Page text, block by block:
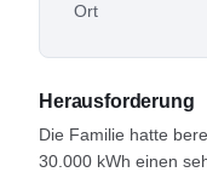
Ort
Herausforderung
Die Familie hatte
30.000 kWh einen